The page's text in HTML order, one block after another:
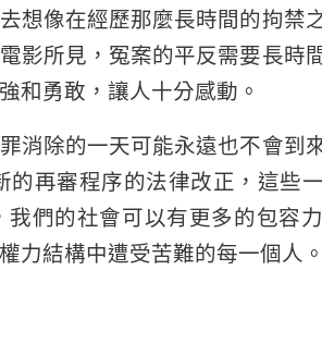
想像在經歷那麼長時間的拘禁
影所見，冤案的平反需要長時
和勇敢，讓人十分感動。
消除的一天可能永遠也不會到
再審程序的法律改正，這些
們的社會可以有更多的包容
力結構中遭受苦難的每一個人。